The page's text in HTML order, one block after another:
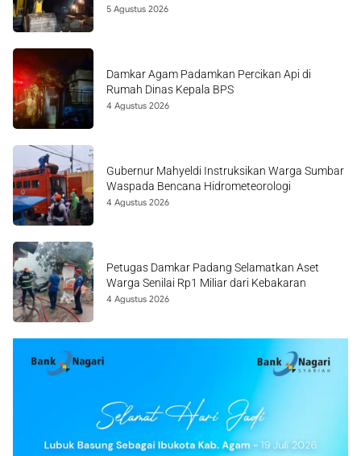
5 Agustus 2026
Damkar Agam Padamkan Percikan Api di
Rumah Dinas Kepala BPS
4 Agustus 2026
Gubernur Mahyeldi Instruksikan Warga Sumbar
Waspada Bencana Hidrometeorologi
4 Agustus 2026
Petugas Damkar Padang Selamatkan Aset
Warga Senilai Rp1 Miliar dari Kebakaran
4 Agustus 2026